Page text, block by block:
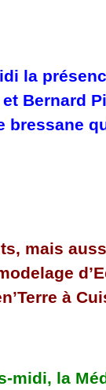
la
Bernard
bressane
mais
à
midi, la